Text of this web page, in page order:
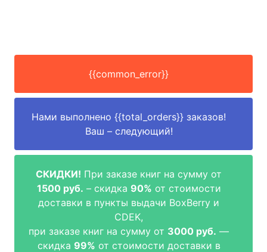
{{common_error}}
Нами выполнено {{total_orders}} заказов!
Ваш – следующий!
СКИДКИ! При заказе книг на сумму от
1500 руб. – скидка 90% от стоимости
доставки в пункты выдачи BoxBerry и
CDEK,
при заказе книг на сумму от 3000 руб. —
скидка 99% от стоимости доставки в